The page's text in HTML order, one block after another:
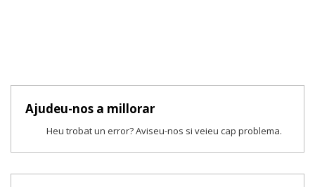
Ajudeu-nos a millorar
Heu trobat un error? Aviseu-nos si veieu cap problema.